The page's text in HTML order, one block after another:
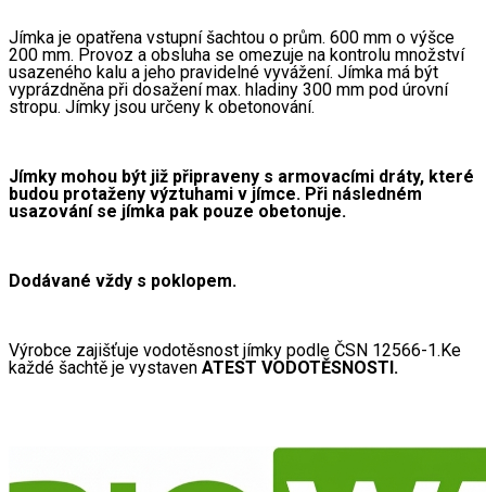
Jímka je opatřena vstupní šachtou o prům. 600 mm o výšce
200 mm. Provoz a obsluha se omezuje na kontrolu množství
usazeného kalu a jeho pravidelné vyvážení. Jímka má být
vyprázdněna při dosažení max. hladiny 300 mm pod úrovní
stropu. Jímky jsou určeny k obetonování.
Jímky mohou být již připraveny s armovacími dráty, které
budou protaženy výztuhami v jímce. Při následném
usazování se jímka pak pouze obetonuje.
Dodávané vždy s poklopem.
Výrobce zajišťuje vodotěsnost jímky podle ČSN 12566-1.Ke
každé šachtě je vystaven ATEST VODOTĚSNOSTI.